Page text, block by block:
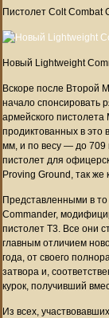
Пистолет Colt Combat
Новый Lightweight
Вскоре после Второй
начало спонсировать
армейского
продиктованных в
мм, и по весу — до 709
пистолет для
Proving Ground, так
Представленными в
Commander,
пистолет T3. Все они
главным отличием
года, от своего
затвора и,
курок, получивший
Из всех,